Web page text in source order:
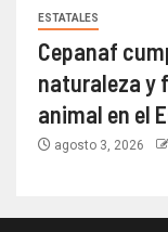
ESTATALES
Cepanaf
naturaleza y
animal en el
agosto 3, 2026